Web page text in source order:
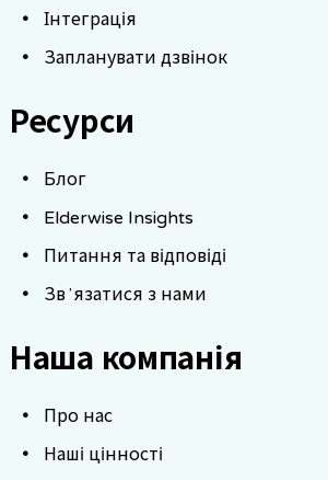
Інтеграція
Запланувати дзвінок
Ресурси
Блог
Elderwise Insights
Питання та відповіді
Звʼязатися з нами
Наша компанія
Про нас
Наші цінності